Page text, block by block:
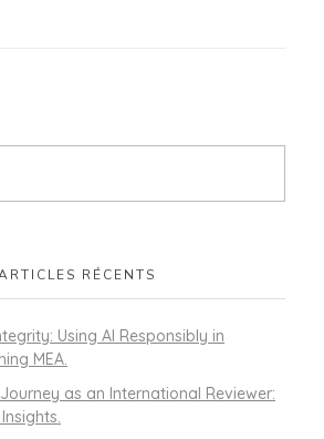
RÉCENTS
Using AI Responsibly in
MEA.
as an International Reviewer: